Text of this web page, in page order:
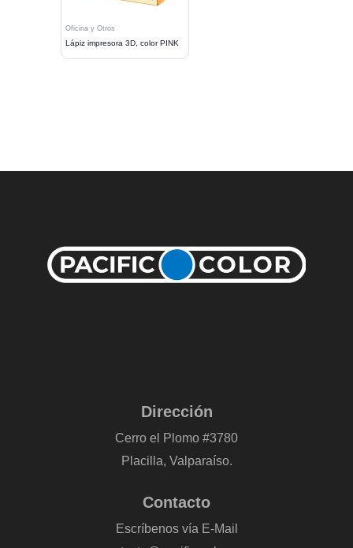
Oficina y Otros
Lápiz impresora 3D, color PINK
Dirección
Cerro el Plomo #3780
Placilla, Valparaíso.
Contacto
Escríbenos vía E-Mail